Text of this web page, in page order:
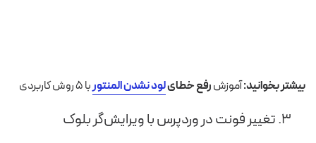
بیشتر بخوانید:آموزشرفع خطایلود نشدن المنتوربا ۵ روش کاربردی
۳. تغییر فونت در وردپرس با ویرایش‌گر بلوک